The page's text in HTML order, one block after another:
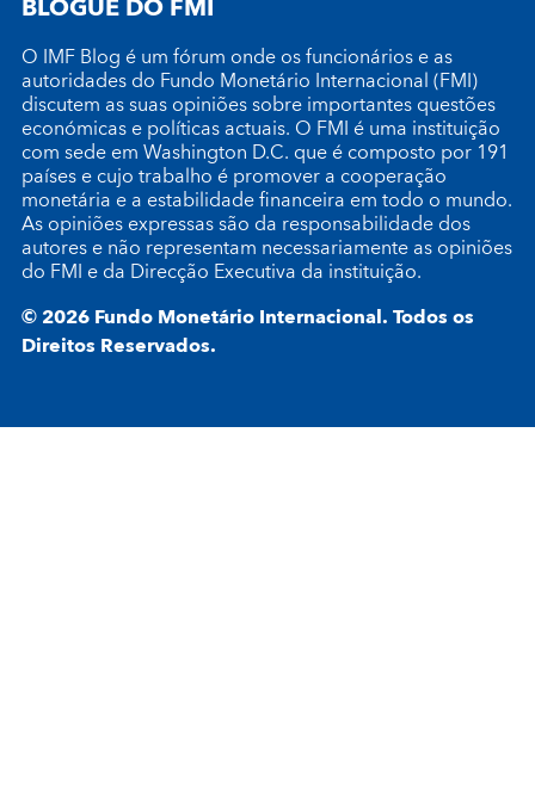
O IMF Blog é um fórum onde os funcionários e as
autoridades do Fundo Monetário Internacional (FMI)
discutem as suas opiniões sobre importantes questões
económicas e políticas actuais. O FMI é uma instituição
com sede em Washington D.C. que é composto por 191
países e cujo trabalho é promover a cooperação
monetária e a estabilidade financeira em todo o mundo.
As opiniões expressas são da responsabilidade dos
autores e não representam necessariamente as opiniões
do FMI e da Direcção Executiva da instituição.
© 2026 Fundo Monetário Internacional. Todos os
Direitos Reservados.